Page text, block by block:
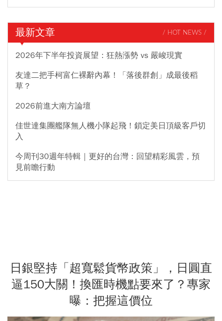
最新文章 / HOT NEWS /
2026年下半年投資展望：狂熱漲勢 vs 嚴峻現實
友達二把手柯富仁裸辭內幕！「落後群創」成最後稻
草？
2026前進大南方論壇
佳世達集團艦隊無人機小隊起飛！鎖定美日頂級客戶切
入
今周刊30週年特輯｜更好的台灣：回望精彩風雲，預
見前瞻行動
日銀堅持「超寬鬆貨幣政策」，日圓直
逼150大關！換匯時機點要來了？專家
曝：把握這價位